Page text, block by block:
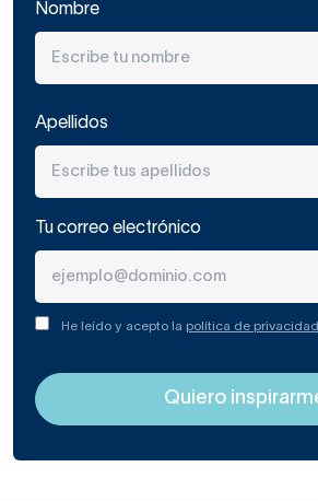
Nombre
Apellidos
Tu correo electrónico
He leído y acepto la política de privacidad